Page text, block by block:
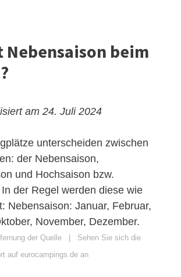
Nebensaison beim
am 24. Juli 2024
unterscheiden zwischen
der Nebensaison,
und Hochsaison bzw.
der Regel werden diese wie
Nebensaison: Januar, Februar,
November, Dezember.
der Quelle
Sehen Sie sich die
auf eurocampings.de an